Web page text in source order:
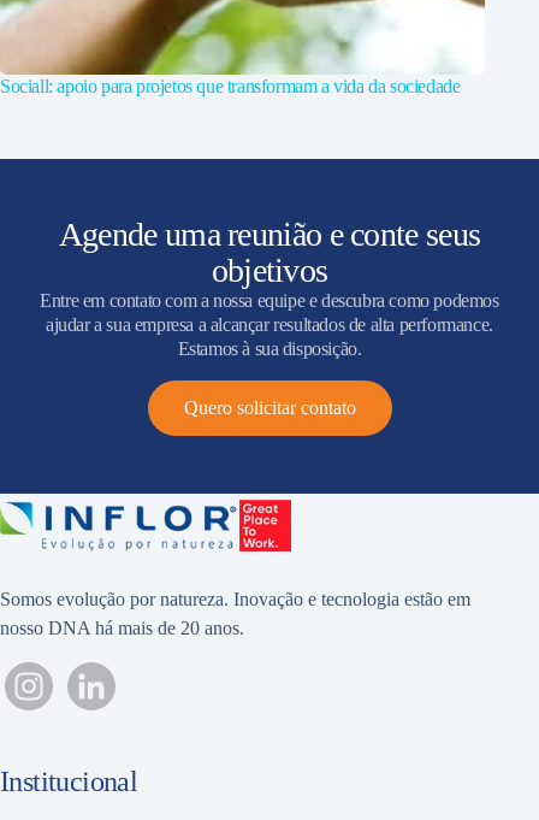
Sociall: apoio para projetos que transformam a vida da sociedade
Agende uma reunião e conte seus
objetivos
Entre em contato com a nossa equipe e descubra como podemos
ajudar a sua empresa a alcançar resultados de alta performance.
Estamos à sua disposição.
Quero solicitar contato
Somos evolução por natureza. Inovação e tecnologia estão em
nosso DNA há mais de 20 anos.
Institucional